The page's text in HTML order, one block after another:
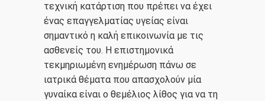
τεχνική κατάρτιση που πρέπει να έχει
ένας επαγγελματίας υγείας είναι
σημαντικό η καλή επικοινωνία με τις
ασθενείς του. Η επιστημονικά
τεκμηριωμένη ενημέρωση πάνω σε
ιατρικά θέματα που απασχολούν μία
γυναίκα είναι ο θεμέλιος λίθος για να τη